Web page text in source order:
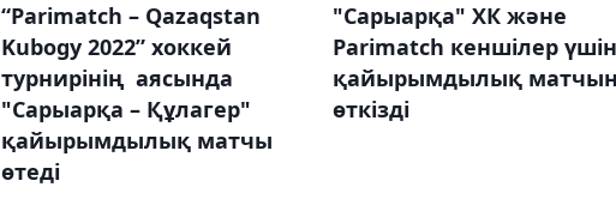
“Parimatch – Qazaqstan
Kubogy 2022” хоккей
турнирінің аясында
"Сарыарқа – Құлагер"
қайырымдылық матчы
өтеді
"Сарыарқа" ХК және
Parimatch кеншілер үшін
қайырымдылық
өткізді